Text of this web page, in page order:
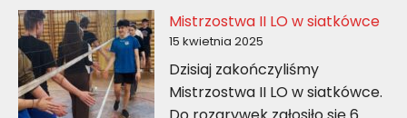
Mistrzostwa II LO w siatkówce
15 kwietnia 2025
Dzisiaj zakończyliśmy
Mistrzostwa II LO w siatkówce.